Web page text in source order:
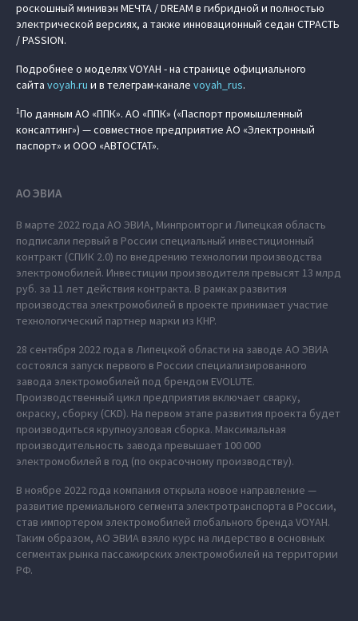
роскошный минивэн МЕЧТА / DREAM в гибридной и полностью
электрической версиях, а также инновационный седан СТРАСТЬ
/ PASSION.
Подробнее о моделях VOYAH - на странице официального
сайта voyah.ru и в телеграм-канале voyah_rus.
1По данным АО «ППК». АО «ППК» («Паспорт промышленный
консалтинг») — совместное предприятие АО «Электронный
паспорт» и ООО «АВТОСТАТ».
АО ЭВИА
В марте 2022 года АО ЭВИА, Минпромторг и Липецкая область
подписали первый в России специальный инвестиционный
контракт (СПИК 2.0) по внедрению технологии производства
электромобилей. Инвестиции производителя превысят 13 млрд
руб. за 11 лет действия контракта. В рамках развития
производства электромобилей в проекте принимает участие
технологический партнер марки из КНР.
28 сентября 2022 года в Липецкой области на заводе АО ЭВИА
состоялся запуск первого в России специализированного
завода электромобилей под брендом EVOLUTE.
Производственный цикл предприятия включает сварку,
окраску, сборку (CKD). На первом этапе развития проекта будет
производиться крупноузловая сборка. Максимальная
производительность завода превышает 100 000
электромобилей в год (по окрасочному производству).
В ноябре 2022 года компания открыла новое направление —
развитие премиального сегмента электротранспорта в России,
став импортером электромобилей глобального бренда VOYAH.
Таким образом, АО ЭВИА взяло курс на лидерство в основных
сегментах рынка пассажирских электромобилей на территории
РФ.